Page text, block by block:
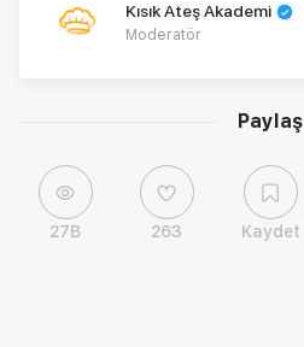
Paylaş
27B 263 Kaydet
Kısık Ateş Akademi
Moderatör